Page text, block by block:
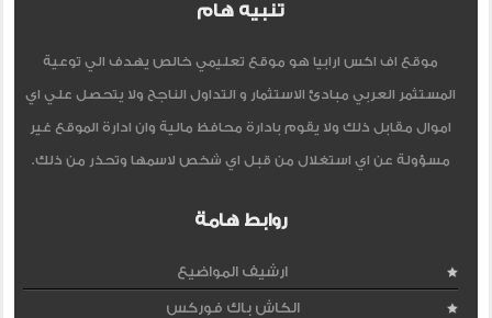
تنبيه هام
موقع اف اكس ارابيا هو موقع تعليمي خالص يهدف الي توعية
المستثمر العربي مبادئ الاستثمار و التداول الناجح ولا يتحصل علي اي
اموال مقابل ذلك ولا يقوم بادارة محافظ مالية وان ادارة الموقع غير
مسؤولة عن اي استغلال من قبل اي شخص لاسمها وتحذر من ذلك.
روابط هامة
ارشيف المواضيع
الكاش باك فوركس